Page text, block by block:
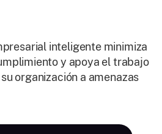
inteligente minimiza
y apoya el trabajo
organización a amenazas